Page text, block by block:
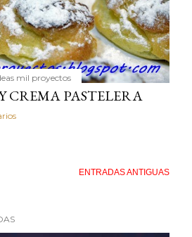
mil proyectos
CREMA PASTELERA
ENTRADAS ANTIGUAS